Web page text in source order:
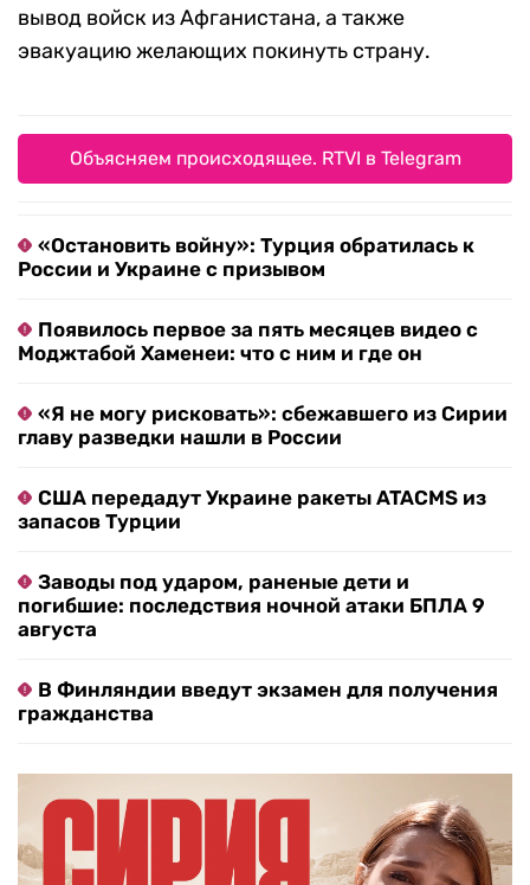
вывод войск из Афганистана, а также
эвакуацию желающих покинуть страну.
Объясняем происходящее. RTVI в Telegram
«Остановить войну»: Турция обратилась к
России и Украине с призывом
Появилось первое за пять месяцев видео с
Моджтабой Хаменеи: что с ним и где он
«Я не могу рисковать»: сбежавшего из Сирии
главу разведки нашли в России
США передадут Украине ракеты ATACMS из
запасов Турции
Заводы под ударом, раненые дети и
погибшие: последствия ночной атаки БПЛА 9
августа
В Финляндии введут экзамен для получения
гражданства